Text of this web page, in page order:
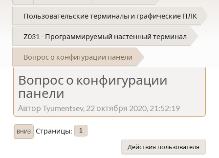
Пользовательские терминалы и графические ПЛК
Z031 - Программируемый настенный терминал
Вопрос о конфигурации панели
Вопрос о конфигурации
панели
Автор Tyumentsev, 22 октября 2020, 21:52:19
ВНИЗ Страницы 1
Действия пользователя